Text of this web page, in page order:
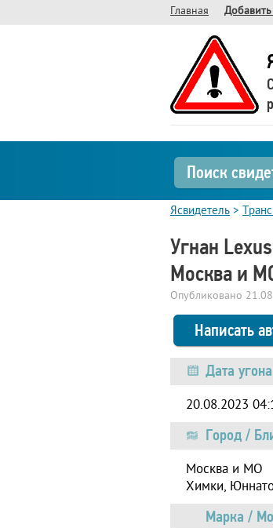
Главная
Поиск
Ясвидетель >
Угнан
Москва и
Опубликовано
Написать
Дата угона
20.08.2023
Город /
Москва и МО
Химки,
Марка /